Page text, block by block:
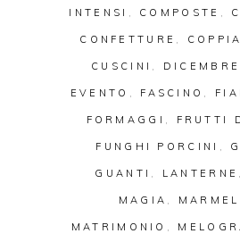
INTENSI , COMPOSTE ,
CONFETTURE ,
CUSCINI , DICEMBRE
EVENTO , FASCINO ,
FORMAGGI , FRUTTI
FUNGHI PORCINI ,
GUANTI , LANTERNE
MAGIA ,
MATRIMONIO ,